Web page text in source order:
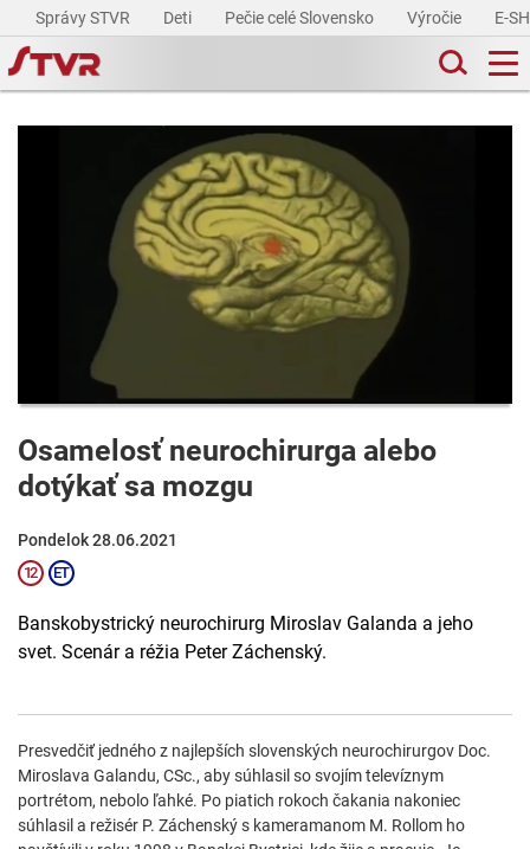
Správy STVR Deti Pečie celé Slovensko Výročie E-
Osamelosť neurochirurga alebo
dotýkať sa mozgu
Pondelok 28.06.2021
Banskobystrický neurochirurg Miroslav Galanda a jeho
svet. Scenár a réžia Peter Záchenský.
Presvedčiť jedného z najlepších slovenských neurochirurgov Doc.
Miroslava Galandu, CSc., aby súhlasil so svojím televíznym
portrétom, nebolo ľahké. Po piatich rokoch čakania nakoniec
súhlasil a režisér P. Záchenský s kameramanom M. Rollom ho